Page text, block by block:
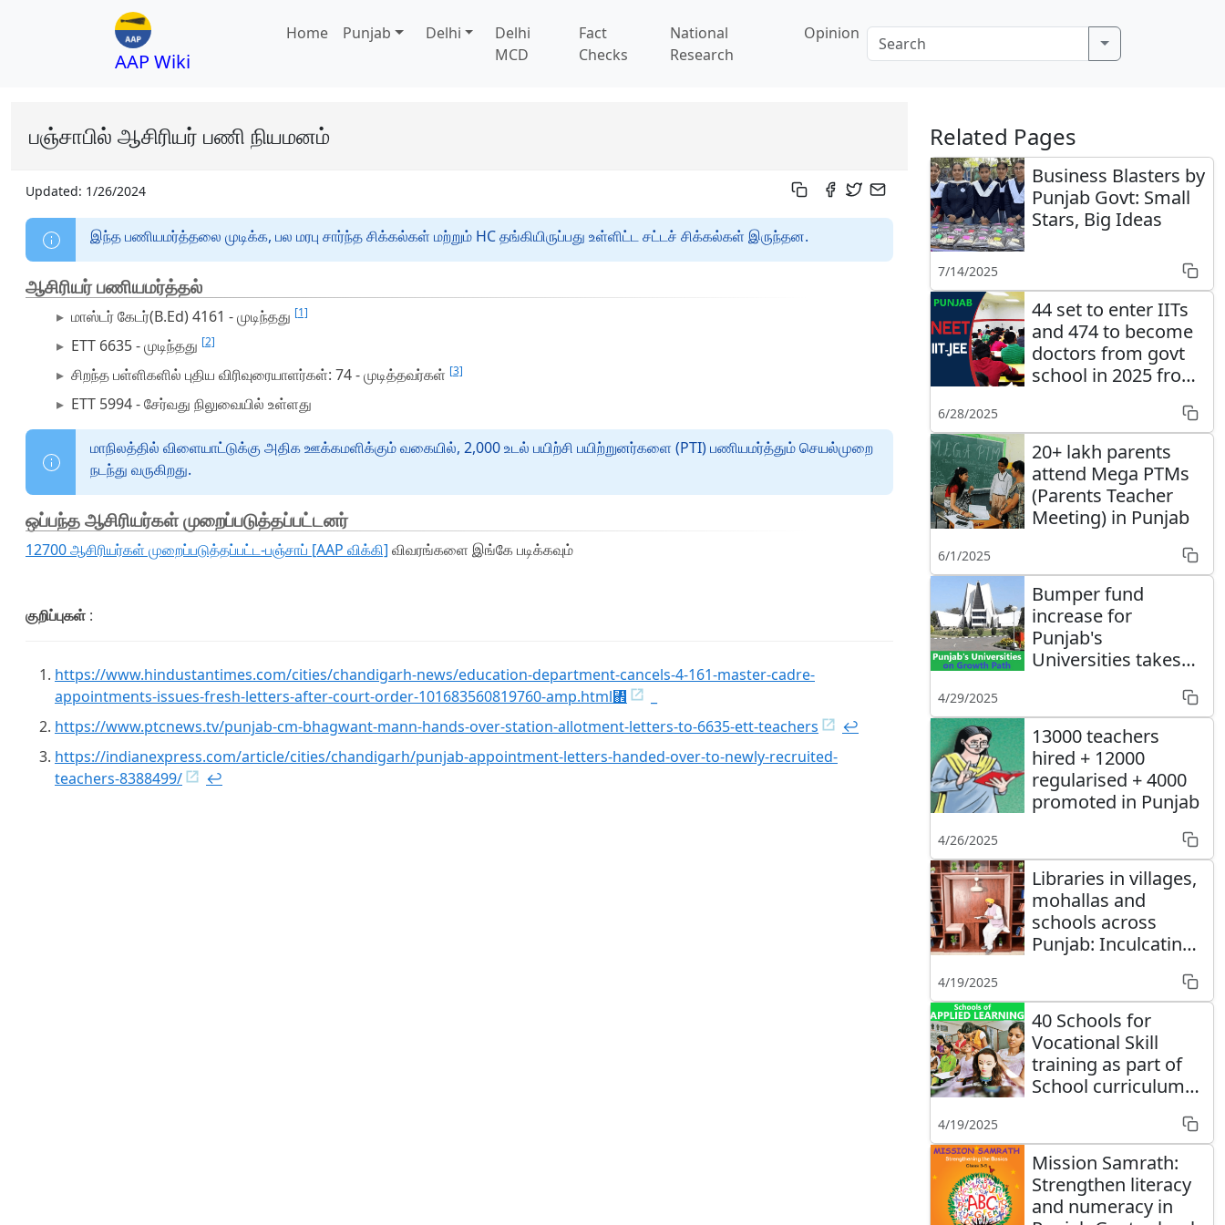
AAP Wiki
Home Punjab Delhi
Delhi
MCD
Fact
Checks
National
Research
Opinion
பஞ்சாபில் ஆசிரியர் பணி நியமனம்
Updated: 1/26/2024
இந்த பணியமர்த்தலை முடிக்க, பல மரபு சார்ந்த சிக்கல்கள் மற்றும் HC தங்கியிருப்பது உள்ளிட்ட சட்டச் சிக்கல்கள் இருந்தன.
ஆசிரியர் பணியமர்த்தல்
மாஸ்டர் கேடர்(B.Ed) 4161 - முடிந்தது [1]
ETT 6635 - முடிந்தது [2]
சிறந்த பள்ளிகளில் புதிய விரிவுரையாளர்கள்: 74 - முடித்தவர்கள் [3]
ETT 5994 - சேர்வது நிலுவையில் உள்ளது
மாநிலத்தில் விளையாட்டுக்கு அதிக ஊக்கமளிக்கும் வகையில், 2,000 உடல் பயிற்சி பயிற்றுனர்களை (PTI) பணியமர்த்தும் செயல்முறை
நடந்து வருகிறது.
ஒப்பந்த ஆசிரியர்கள் முறைப்படுத்தப்பட்டனர்
12700 ஆசிரியர்கள் முறைப்படுத்தப்பட்ட-பஞ்சாப் [AAP விக்கி] விவரங்களை இங்கே படிக்கவும்
குறிப்புகள் :
https://www.hindustantimes.com/cities/chandigarh-news/education-department-cancels-4-161-master-cadre-
appointments-issues-fresh-letters-after-court-order-101683560819760-amp.html↎
https://www.ptcnews.tv/punjab-cm-bhagwant-mann-hands-over-station-allotment-letters-to-6635-ett-teachers
↩︎
https://indianexpress.com/article/cities/chandigarh/punjab-appointment-letters-handed-over-to-newly-recruited-
teachers-8388499/
↩︎
Related Pages
Business Blasters by
Punjab Govt: Small
Stars, Big Ideas
7/14/2025
44 set to enter IITs
and 474 to become
doctors from govt
school in 2025 from
6/28/2025
20+ lakh parents
attend Mega PTMs
(Parents Teacher
Meeting) in Punjab
6/1/2025
Bumper fund
increase for
Punjab's
Universities takes
4/29/2025
13000 teachers
hired + 12000
regularised + 4000
promoted in Punjab
4/26/2025
Libraries in villages,
mohallas and
schools across
Punjab: Inculcating
4/19/2025
40 Schools for
Vocational Skill
training as part of
School curriculum
4/19/2025
Mission Samrath:
Strengthen literacy
and numeracy in